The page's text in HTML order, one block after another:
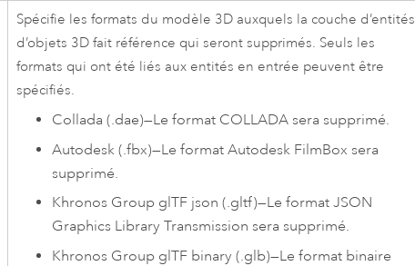
Spécifie les formats du modèle 3D auxquels la couche d’entités
d’objets 3D fait référence qui seront supprimés. Seuls les
formats qui ont été liés aux entités en entrée peuvent être
spécifiés.
Collada (.dae)—Le format COLLADA sera supprimé.
Autodesk (.fbx)—Le format Autodesk FilmBox sera
supprimé.
Khronos Group glTF json (.gltf)—Le format JSON
Graphics Library Transmission sera supprimé.
Khronos Group glTF binary (.glb)—Le format binaire